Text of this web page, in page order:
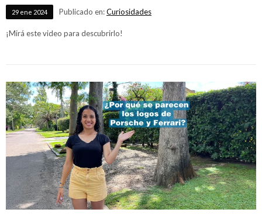
29 ene 2024 Publicado en:Curiosidades
¡Mirá este video para descubrirlo!